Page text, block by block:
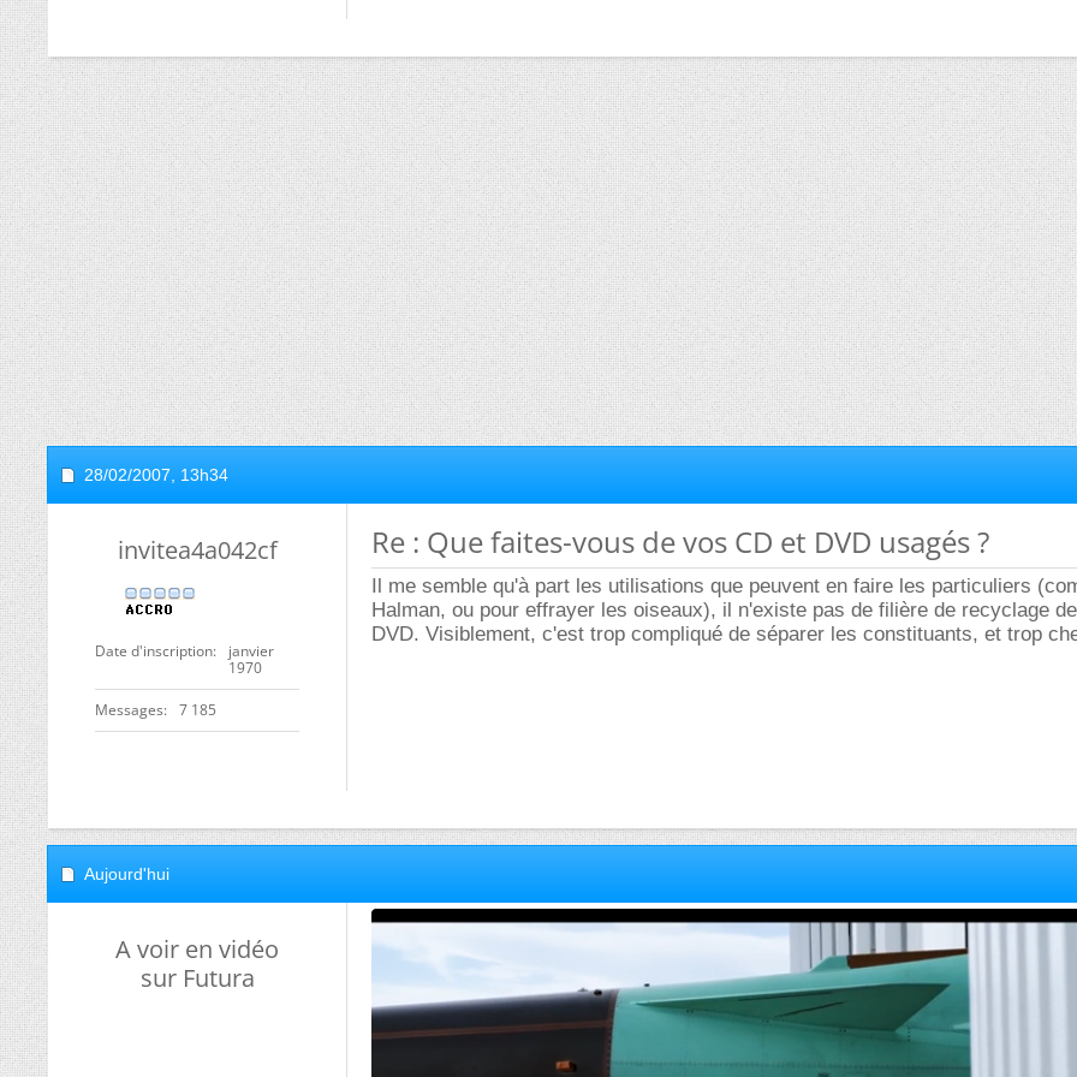
28/02/2007, 13h34
invitea4a042cf
Date d'inscription
janvier
1970
Messages 7 185
Re : Que faites-vous de vos CD et DVD usagés ?
Il me semble qu'à part les utilisations que peuvent en faire les particuliers
Halman, ou pour effrayer les oiseaux), il n'existe pas de filière de recyclage
DVD. Visiblement, c'est trop compliqué de séparer les constituants, et trop
Aujourd'hui
A voir en vidéo
sur Futura